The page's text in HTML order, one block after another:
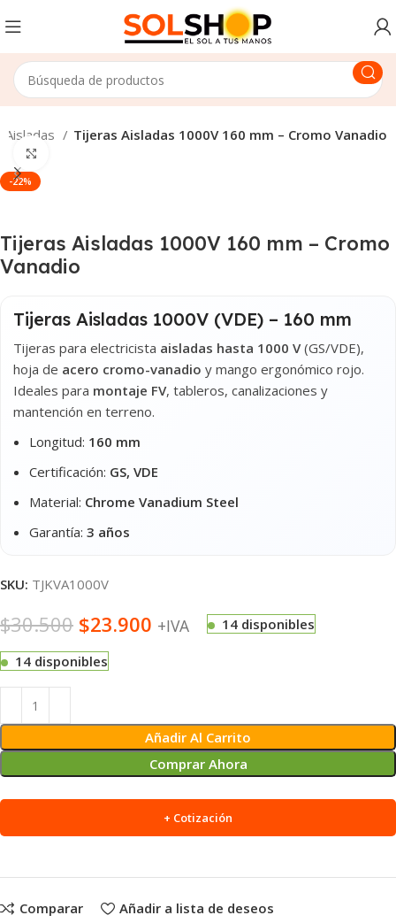
Aisladas Tijeras Aisladas 1000V 160 mm – Cromo Vanadio
-22%
Tijeras Aisladas 1000V 160 mm – Cromo
Vanadio
Tijeras Aisladas 1000V (VDE) – 160 mm
Tijeras para electricista aisladas hasta 1000 V(GS/VDE),
hoja de acero cromo-vanadio y mango ergonómico rojo.
Ideales para montaje FV, tableros, canalizaciones y
mantención en terreno.
Longitud: 160 mm
Certificación: GS, VDE
Material: Chrome Vanadium Steel
Garantía:3 años
SKU: TJKVA1000V
$30.500 $23.900 +IVA 14 disponibles
14 disponibles
Añadir Al Carrito
Comprar Ahora
Alternative:
+ Cotización
Comparar Añadir a lista de deseos